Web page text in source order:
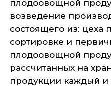
плодоовощной
возведение
состоящего из: цеха
сортировке и
плодоовощной
рассчитанных на
продукции каждый и